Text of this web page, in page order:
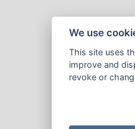
We use
This site uses
improve and
revoke or